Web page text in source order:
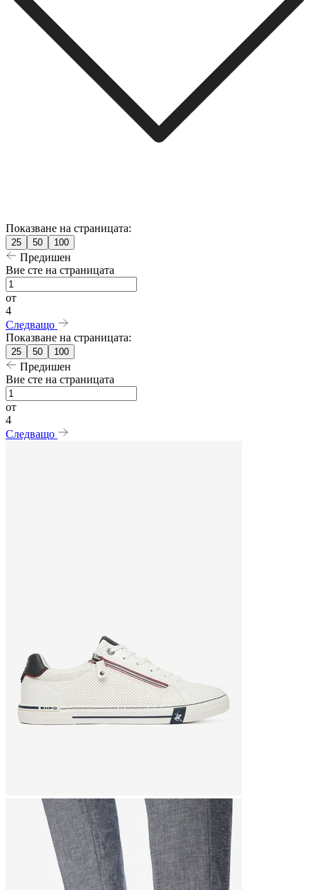
Показване на страницата:
25 50 100
Предишен
Вие сте на страницата
от
4
Следващо
Показване на страницата:
25 50 100
Предишен
Вие сте на страницата
от
4
Следващо